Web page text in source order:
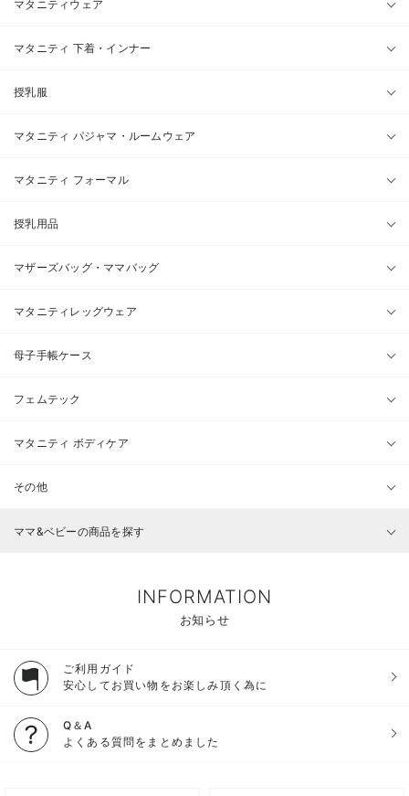
マタニティウェア
マタニティ 下着・インナー
授乳服
マタニティ パジャマ・ルームウェア
マタニティ フォーマル
授乳用品
マザーズバッグ・ママバッグ
マタニティレッグウェア
母子手帳ケース
フェムテック
マタニティ ボディケア
その他
ママ&ベビーの商品を探す
INFORMATION
お知らせ
ご利用ガイド
安心してお買い物をお楽しみ頂く為に
Q＆A
よくある質問をまとめました